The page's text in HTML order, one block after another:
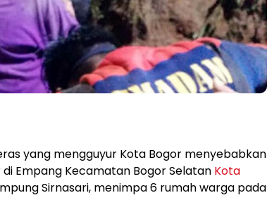
yang mengguyur Kota Bogor menyebabkan
Empang Kecamatan Bogor Selatan Kota
Sirnasari, menimpa 6 rumah warga pada